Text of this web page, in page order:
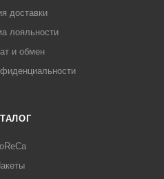
доставки
лояльности
и обмен